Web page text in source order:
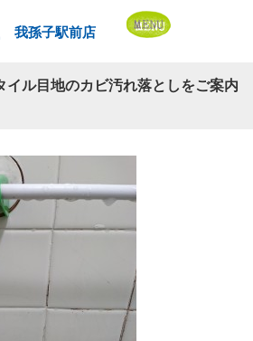
我孫子駅前店
イル目地のカビ汚れ落としをご案内